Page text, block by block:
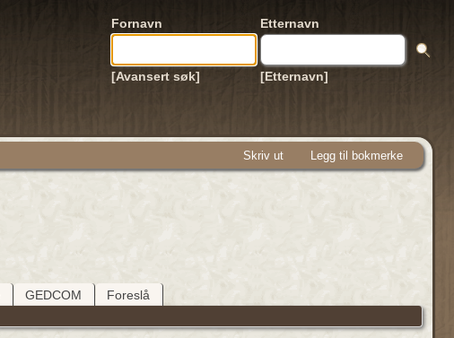
Fornavn Etternavn
[Avansert søk] [Etternavn]
Skriv ut Legg til bokmerke
GEDCOM Foreslå